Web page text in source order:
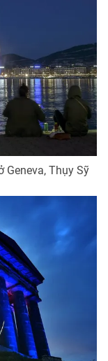
Geneva, Thụy Sỹ